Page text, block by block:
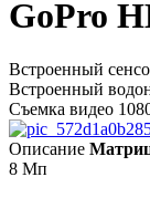
GoPro
Встроенный
Встроенный
Съемка видео
Описание
8 Мп